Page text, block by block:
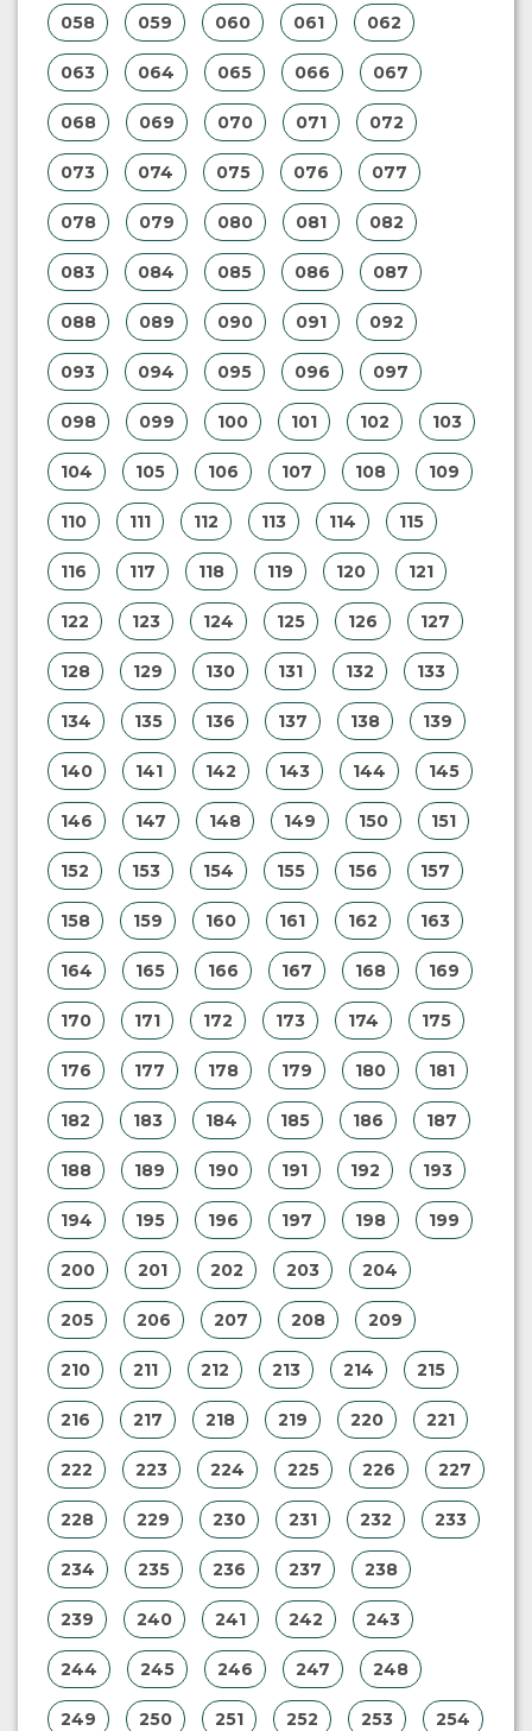
058 059 060 061 062
063 064 065 066 067
068 069 070 071 072
073 074 075 076 077
078 079 080 081 082
083 084 085 086 087
088 089 090 091 092
093 094 095 096 097
098 099 100 101 102 103
104 105 106 107 108 109
110 111 112 113 114 115
116 117 118 119 120 121
122 123 124 125 126 127
128 129 130 131 132 133
134 135 136 137 138 139
140 141 142 143 144 145
146 147 148 149 150 151
152 153 154 155 156 157
158 159 160 161 162 163
164 165 166 167 168 169
170 171 172 173 174 175
176 177 178 179 180 181
182 183 184 185 186 187
188 189 190 191 192 193
194 195 196 197 198 199
200 201 202 203 204
205 206 207 208 209
210 211 212 213 214 215
216 217 218 219 220 221
222 223 224 225 226 227
228 229 230 231 232 233
234 235 236 237 238
239 240 241 242 243
244 245 246 247 248
249 250 251 252 253 254